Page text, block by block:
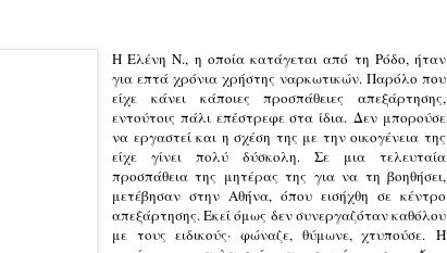
Η Ελένη Ν., η οποία κατάγεται από τη Ρόδο, ήταν
για επτά χρόνια χρήστης ναρκωτικών. Παρόλο που
είχε κάνει κάποιες προσπάθειες απεξάρτησης,
εντούτοις πάλι επέστρεφε στα ίδια.Δεν μπορούσε
να εργαστεί και η σχέση της με την οικογένεια της
είχε γίνει πολύ δύσκολη.Σε μια τελευταία
προσπάθεια της μητέρας της για να τη βοηθήσει,
μετέβησαν στην Αθήνα, όπου εισήχθη σε κέντρο
απεξάρτησης. Εκεί όμως δεν συνεργαζόταν καθόλου
με τους ειδικούς· φώναζε, θύμωνε, χτυπούσε. Η